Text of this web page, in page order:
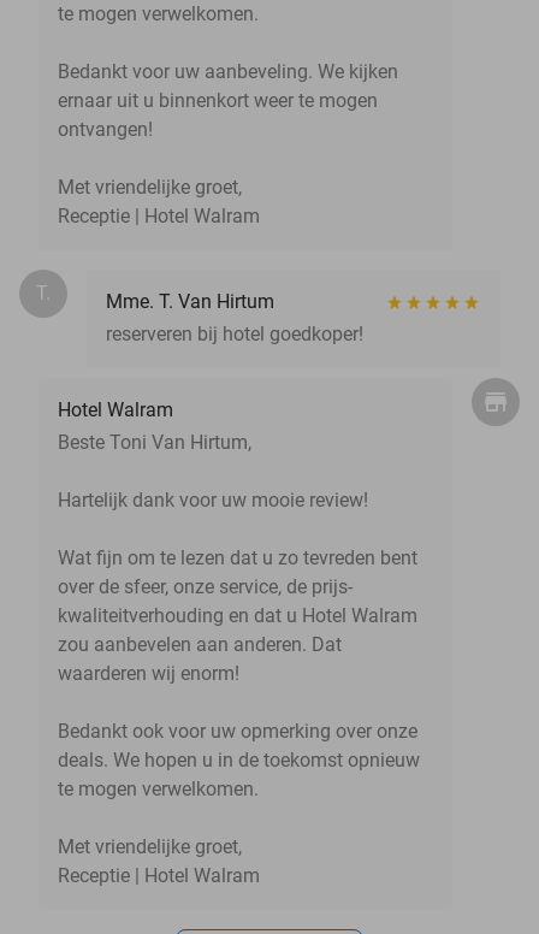
te mogen verwelkomen.
Bedankt voor uw aanbeveling. We kijken
ernaar uit u binnenkort weer te mogen
ontvangen!
Met vriendelijke groet,
Receptie | Hotel Walram
T.
Mme. T. Van Hirtum
reserveren bij hotel goedkoper!
Hotel Walram
Beste Toni Van Hirtum,
Hartelijk dank voor uw mooie review!
Wat fijn om te lezen dat u zo tevreden bent
over de sfeer, onze service, de prijs-
kwaliteitverhouding en dat u Hotel Walram
zou aanbevelen aan anderen. Dat
waarderen wij enorm!
Bedankt ook voor uw opmerking over onze
deals. We hopen u in de toekomst opnieuw
te mogen verwelkomen.
Met vriendelijke groet,
Receptie | Hotel Walram